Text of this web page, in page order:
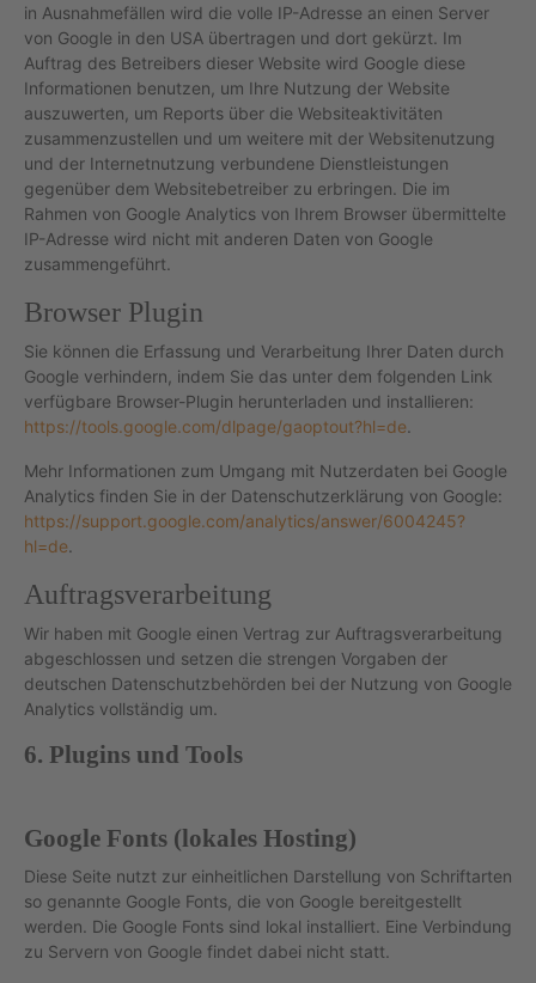
in Ausnahmefällen wird die volle IP-Adresse an einen Server
von Google in den USA übertragen und dort gekürzt. Im
Auftrag des Betreibers dieser Website wird Google diese
Informationen benutzen, um Ihre Nutzung der Website
auszuwerten, um Reports über die Websiteaktivitäten
zusammenzustellen und um weitere mit der Websitenutzung
und der Internetnutzung verbundene Dienstleistungen
gegenüber dem Websitebetreiber zu erbringen. Die im
Rahmen von Google Analytics von Ihrem Browser übermittelte
IP-Adresse wird nicht mit anderen Daten von Google
zusammengeführt.
Browser Plugin
Sie können die Erfassung und Verarbeitung Ihrer Daten durch
Google verhindern, indem Sie das unter dem folgenden Link
verfügbare Browser-Plugin herunterladen und installieren:
https://tools.google.com/dlpage/gaoptout?hl=de.
Mehr Informationen zum Umgang mit Nutzerdaten bei Google
Analytics finden Sie in der Datenschutzerklärung von Google:
https://support.google.com/analytics/answer/6004245?
hl=de.
Auftragsverarbeitung
Wir haben mit Google einen Vertrag zur Auftragsverarbeitung
abgeschlossen und setzen die strengen Vorgaben der
deutschen Datenschutzbehörden bei der Nutzung von Google
Analytics vollständig um.
6. Plugins und Tools
Google Fonts (lokales Hosting)
Diese Seite nutzt zur einheitlichen Darstellung von Schriftarten
so genannte Google Fonts, die von Google bereitgestellt
werden. Die Google Fonts sind lokal installiert. Eine Verbindung
zu Servern von Google findet dabei nicht statt.